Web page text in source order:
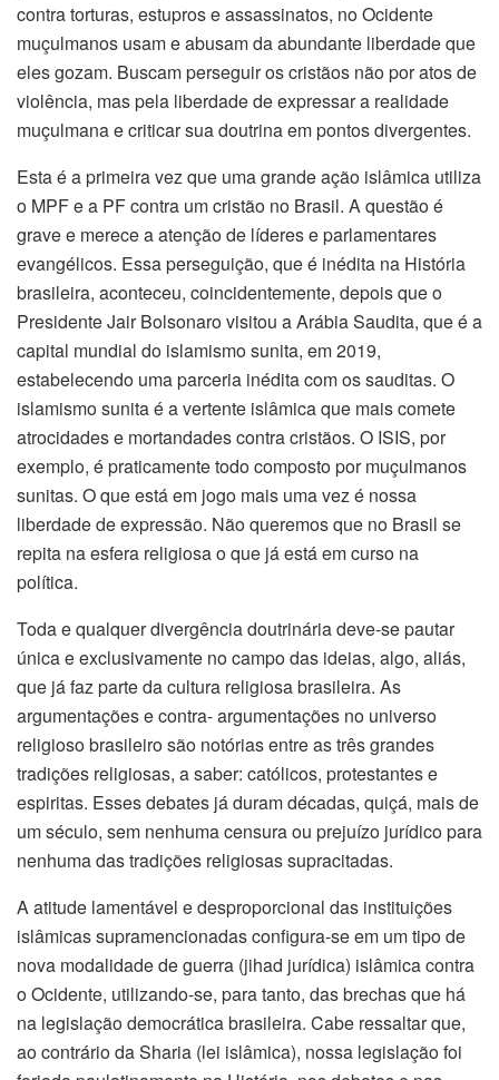
contra torturas, estupros e assassinatos, no Ocidente
muçulmanos usam e abusam da abundante liberdade que
eles gozam. Buscam perseguir os cristãos não por atos de
violência, mas pela liberdade de expressar a realidade
muçulmana e criticar sua doutrina em pontos divergentes.
Esta é a primeira vez que uma grande ação islâmica utiliza
o MPF e a PF contra um cristão no Brasil. A questão é
grave e merece a atenção de líderes e parlamentares
evangélicos. Essa perseguição, que é inédita na História
brasileira, aconteceu, coincidentemente, depois que o
Presidente Jair Bolsonaro visitou a Arábia Saudita, que é a
capital mundial do islamismo sunita, em 2019,
estabelecendo uma parceria inédita com os sauditas. O
islamismo sunita é a vertente islâmica que mais comete
atrocidades e mortandades contra cristãos. O ISIS, por
exemplo, é praticamente todo composto por muçulmanos
sunitas. O que está em jogo mais uma vez é nossa
liberdade de expressão. Não queremos que no Brasil se
repita na esfera religiosa o que já está em curso na
política.
Toda e qualquer divergência doutrinária deve-se pautar
única e exclusivamente no campo das ideias, algo, aliás,
que já faz parte da cultura religiosa brasileira. As
argumentações e contra- argumentações no universo
religioso brasileiro são notórias entre as três grandes
tradições religiosas, a saber: católicos, protestantes e
espiritas. Esses debates já duram décadas, quiçá, mais de
um século, sem nenhuma censura ou prejuízo jurídico para
nenhuma das tradições religiosas supracitadas.
A atitude lamentável e desproporcional das instituições
islâmicas supramencionadas configura-se em um tipo de
nova modalidade de guerra (jihad jurídica) islâmica contra
o Ocidente, utilizando-se, para tanto, das brechas que há
na legislação democrática brasileira. Cabe ressaltar que,
ao contrário da Sharia (lei islâmica), nossa legislação foi